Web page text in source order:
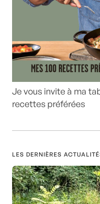
Je vous invite à ma
recettes préférées
LES DERNIÈRES